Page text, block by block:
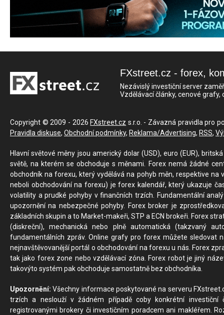
FXstreet.cz - forex,
Nezávislý investiční server
Vzdělávací články, cenové
Copyright © 2009 - 2026 FXstreet.cz s.r.o. - Závazná pravidla pro
Pravidla diskuse, Obchodní podmínky, Reklama/Advertising, RSS,
Hlavní světové měny jsou americký dolar (USD), euro (EUR),
světě, na kterém se obchoduje s měnami. Forex nemá žádné
obchodník na forexu, který vydělává na pohyb měn, respektive
neboli obchodování na forexu) je forex kalendář, který ukazuje
volatility a prudké pohyby v finančních trzích. Fundamentální
upozornění na nebezpečné pohyby. Forex broker je
základních skupin a to Market-makeři, STP a ECN brokeři. Forex
(diskreční), mechanická nebo plně automatická (takzvaný
fundamentálních zpráv. Online grafy pro forex můžete sledovat
nejnavštěvovanější portál o obchodování na forexu u nás. Forex
tak jako forex zone nebo vzdělávací zóna. Forex robot je jiný
takovýto systém pak obchoduje samostatně bez obchodníka.
Upozornění: Všechny informace poskytované na serveru
trzích a neslouží v žádném případě coby konkrétní investiční
registrovanými brokery či investičním poradcem ani makléřem.